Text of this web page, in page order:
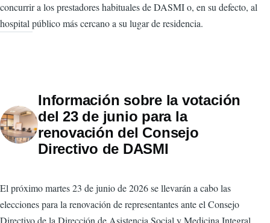
concurrir a los prestadores habituales de DASMI o, en su defecto, al
hospital público más cercano a su lugar de residencia.
Información sobre la votación
del 23 de junio para la
renovación del Consejo
Directivo de DASMI
El próximo martes 23 de junio de 2026 se llevarán a cabo las
elecciones para la renovación de representantes ante el Consejo
Directivo de la Dirección de Asistencia Social y Medicina Integral